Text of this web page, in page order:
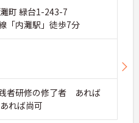
町 緑台1-243-7
「内灘駅」徒歩7分
者研修の修了者 あれば
れば尚可